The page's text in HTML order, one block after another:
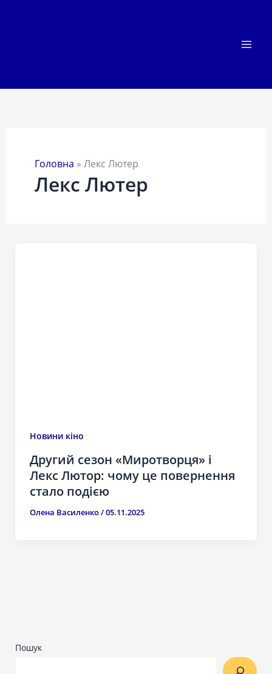
Головна » Лекс Лютер
Лекс Лютер
Новини кіно
Другий сезон «Миротворця» і
Лекс Лютор: чому це повернення
стало подією
Олена Василенко/05.11.2025
Пошук